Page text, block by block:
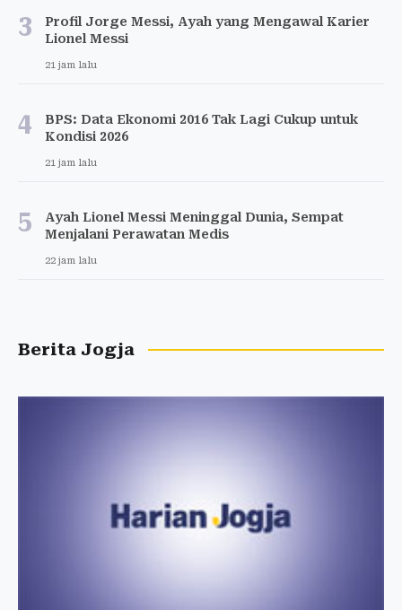
3
Profil Jorge Messi, Ayah yang Mengawal Karier
Lionel Messi
21 jam lalu
4
BPS: Data Ekonomi 2016 Tak Lagi Cukup untuk
Kondisi 2026
21 jam lalu
5
Ayah Lionel Messi Meninggal Dunia, Sempat
Menjalani Perawatan Medis
22 jam lalu
Berita Jogja